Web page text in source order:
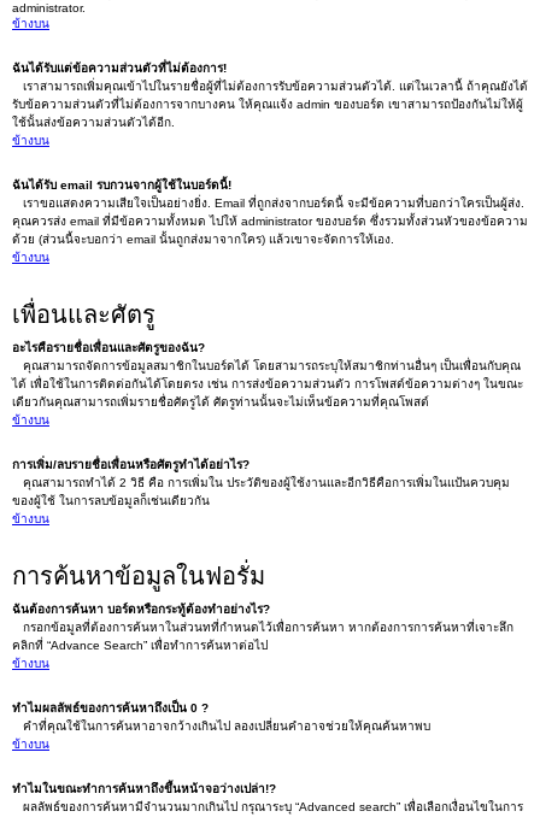
administrator.
ข้างบน
ฉันได้รับแต่ข้อความส่วนตัวที่ไม่ต้องการ!
เราสามารถเพิ่มคุณเข้าไปในรายชื่อผู้ที่ไม่ต้องการรับข้อความส่วนตัวได้. แต่ในเวลานี้ ถ้าคุณยังได้
รับข้อความส่วนตัวที่ไม่ต้องการจากบางคน ให้คุณแจ้ง admin ของบอร์ด เขาสามารถป้องกันไม่ให้ผู้
ใช้นั้นส่งข้อความส่วนตัวได้อีก.
ข้างบน
ฉันได้รับ email รบกวนจากผู้ใช้ในบอร์ดนี้!
เราขอแสดงความเสียใจเป็นอย่างยิ่ง. Email ที่ถูกส่งจากบอร์ดนี้ จะมีข้อความที่บอกว่าใครเป็นผู้ส่ง.
คุณควรส่ง email ที่มีข้อความทั้งหมด ไปให้ administrator ของบอร์ด ซึ่งรวมทั้งส่วนหัวของข้อความ
ด้วย (ส่วนนี้จะบอกว่า email นั้นถูกส่งมาจากใคร) แล้วเขาจะจัดการให้เอง.
ข้างบน
เพื่อนและศัตรู
อะไรคือรายชื่อเพื่อนและศัตรูของฉัน?
คุณสามารถจัดการข้อมูลสมาชิกในบอร์ดได้ โดยสามารถระบุให้สมาชิกท่านอื่นๆ เป็นเพื่อนกับคุณ
ได้ เพื่อใช้ในการติดต่อกันได้โดยตรง เช่น การส่งข้อความส่วนตัว การโพสต์ข้อความต่างๆ ในขณะ
เดียวกันคุณสามารถเพิ่มรายชื่อศัตรูได้ ศัตรูท่านนั้นจะไม่เห็นข้อความที่คุณโพสต์
ข้างบน
การเพิ่ม/ลบรายชื่อเพื่อนหรือศัตรูทำได้อย่าไร?
คุณสามารถทำได้ 2 วิธี คือ การเพิ่มใน ประวัติของผู้ใช้งานและอีกวิธีคือการเพิ่มในแป้นควบคุม
ของผู้ใช้ ในการลบข้อมูลก็เช่นเดียวกัน
ข้างบน
การค้นหาข้อมูลในฟอรั่ม
ฉันต้องการค้นหา บอร์ดหรือกระทู้ต้องทำอย่างไร?
กรอกข้อมูลที่ต้องการค้นหาในส่วนทที่กำหนดไว้เพื่อการค้นหา หากต้องการการค้นหาที่เจาะลึก
คลิกที่ “Advance Search” เพื่อทำการค้นหาต่อไป
ข้างบน
ทำไมผลลัพธ์ของการค้นหาถึงเป็น 0 ?
คำที่คุณใช้ในการค้นหาอาจกว้างเกินไป ลองเปลี่ยนคำอาจช่วยให้คุณค้นหาพบ
ข้างบน
ทำไมในขณะทำการค้นหาถึงขึ้นหน้าจอว่างเปล่า!?
ผลลัพธ์ของการค้นหามีจำนวนมากเกินไป กรุณาระบุ “Advanced search” เพื่อเลือกเงื่อนไขในการ